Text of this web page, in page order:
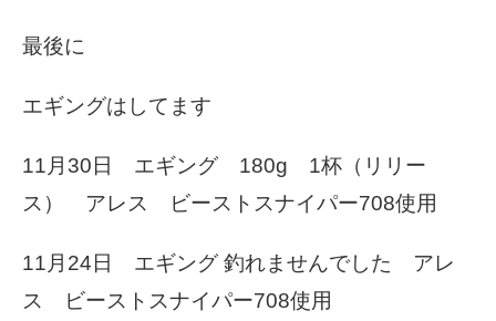
最後に
エギングはしてます
11月30日 エギング 180g 1杯（リリー
ス） アレス ビーストスナイパー708使用
11月24日 エギング 釣れませんでした アレ
ス ビーストスナイパー708使用